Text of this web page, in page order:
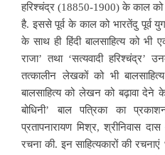
हरिश्चंद्र (18850-1900) के काल को
है. इससे पूर्व के काल को भारतेंदु पूर्व
के साथ ही हिंदी बालसाहित्य को भी
राजा’ तथा ‘सत्यवादी हरिश्चंद्र’
तत्कालीन लेखकों को भी
बालसाहित्य को लेखन को बढ़ावा
बोधिनी’ बाल पत्रिका का
प्रतापनारायण मिश्र, श्रीनिवास
रचना की. इन साहित्यकारों की